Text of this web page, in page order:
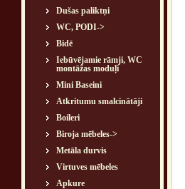
Dušas paliktņi
WC, PODI->
Bidē
Iebūvējamie rāmji, WC
montāžas moduļi
Mini Baseini
Atkritumu smalcinātāji
Boileri
Biroja mēbeles->
Metāla durvis
Virtuves mēbeles
Apkure